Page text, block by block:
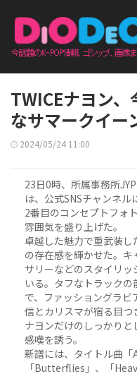
TWICEナヨン
なサマークイー
2024/05/24 11:00
23日0時、所属事務所
は、公式SNSチャンネ
2番目のコンセプトフォ
雰囲気を盛り上げた。
卓越した魅力で重武装
の存在感を輝かせた。キ
サリーなどのスタイリ
いる。タフなトラック
で、ファッショングラ
信とカリスマが宿る目つ
ナヨンだけのしっかり
感嘆を誘う。
新譜には、タイトル曲「
「Butterflies」、「